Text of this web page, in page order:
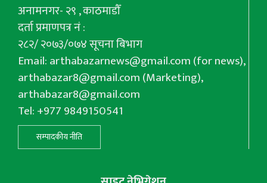
अनामनगर- २९ , काठमाडौँ
दर्ता प्रमाणपत्र नं :
२८२/ २०७३/०७४ सूचना बिभाग
Email:arthabazarnews@gmail.com(for news),
arthabazar8@gmail.com(Marketing),
arthabazar8@gmail.com
Tel: +977 9849150541
सम्पादकीय नीति